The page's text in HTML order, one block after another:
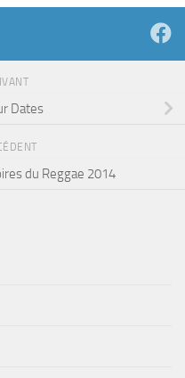
Dates
du Reggae 2014